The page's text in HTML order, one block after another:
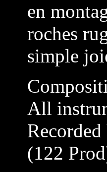
en
roches
simple
All
(122